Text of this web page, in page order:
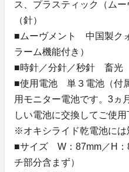
ス、プラスティック（ム
（針）
■ムーヴメント 中国製ク
ラーム機能付き）
■時針／分針／秒針 畜光
■使用電池 単３電池（付
用モニター電池です。3ヵ
しい電池に交換してご使用
※オキシライド乾電池には
■サイズ W：87mm／H：
チ部分含まず）